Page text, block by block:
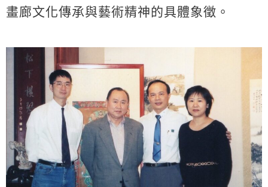
畫廊文化傳承與藝術精神的具體象徵。